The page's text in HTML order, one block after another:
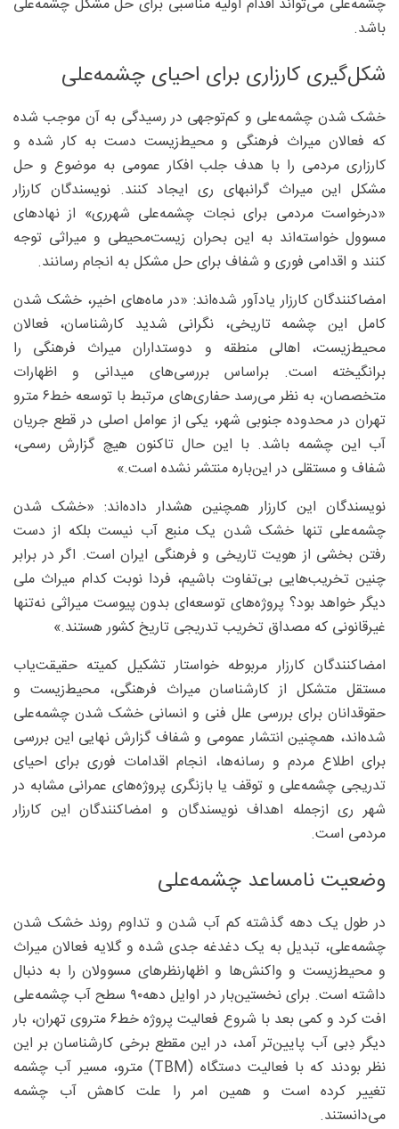
باشد.
شکل‌گیری کارزاری برای احیای چشمه‌علی
خشک شدن چشمه‌علی و کم‌توجهی در رسیدگی به آن موجب شده
که فعالان میراث فرهنگی و محیط‌زیست دست به کار شده و
کارزاری مردمی را با هدف جلب افکار عمومی به موضوع و حل
مشکل این میراث گرانبهای ری ایجاد کنند. نویسندگان کارزار
«درخواست مردمی برای نجات چشمه‌علی شهرری» از نهادهای
مسوول خواسته‌اند به این بحران زیست‌محیطی و میراثی توجه
کنند و اقدامی فوری و شفاف برای حل مشکل به انجام رسانند.
امضا‌کنندگان کارزار یادآور شده‌اند: «در ماه‌های اخیر، خشک شدن
کامل این چشمه تاریخی، نگرانی شدید کارشناسان، فعالان
محیط‌زیست، اهالی منطقه و دوستداران میراث فرهنگی را
برانگیخته است. براساس بررسی‌های میدانی و اظهارات
متخصصان، به نظر می‌رسد حفاری‌های مرتبط با توسعه خط۶ مترو
تهران در محدوده جنوبی شهر، یکی از عوامل اصلی در قطع جریان
آب این چشمه باشد. با این حال تاکنون هیچ گزارش رسمی،
شفاف و مستقلی در این‌باره منتشر نشده است.»
نویسندگان این کارزار همچنین هشدار داده‌اند: «خشک شدن
چشمه‌علی تنها خشک شدن یک منبع آب نیست بلکه از دست
رفتن بخشی از هویت تاریخی و فرهنگی ایران است. اگر در برابر
چنین تخریب‌هایی بی‌تفاوت باشیم، فردا نوبت کدام میراث ملی
دیگر خواهد بود؟ پروژه‌های توسعه‌ای بدون پیوست میراثی نه‌تنها
غیرقانونی که مصداق تخریب تدریجی تاریخ کشور هستند.»
امضا‌کنندگان کارزار مربوطه خواستار تشکیل کمیته حقیقت‌یاب
مستقل متشکل از کارشناسان میراث فرهنگی، محیط‌زیست و
حقوقدانان برای بررسی علل فنی و انسانی خشک شدن چشمه‌علی
شده‌اند، همچنین انتشار عمومی و شفاف گزارش نهایی این بررسی
برای اطلاع مردم و رسانه‌ها، انجام اقدامات فوری برای احیای
تدریجی چشمه‌علی و توقف یا بازنگری پروژه‌های عمرانی مشابه در
شهر ری ازجمله اهداف نویسندگان و امضا‌کنندگان این کارزار
مردمی است.
وضعیت نامساعد چشمه‌علی
در طول یک دهه گذشته کم آب شدن و تداوم روند خشک شدن
چشمه‌علی، تبدیل به یک دغدغه جدی شده و گلایه فعالان میراث
و محیط‌زیست و واکنش‌ها و اظهارنظرهای مسوولان را به دنبال
داشته است. برای نخستین‌بار در اوایل دهه۹۰ سطح آب چشمه‌علی
افت کرد و کمی بعد با شروع فعالیت پروژه خط۶ متروی تهران، بار
دیگر دِبی آب پایین‌تر آمد، در این مقطع برخی کارشناسان بر این
نظر بودند که با فعالیت دستگاه (TBM) مترو، مسیر آب چشمه
تغییر کرده است و همین امر را علت کاهش آب چشمه
می‌دانستند.